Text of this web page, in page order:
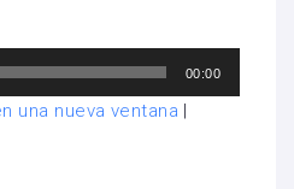
00:00
una nueva ventana |